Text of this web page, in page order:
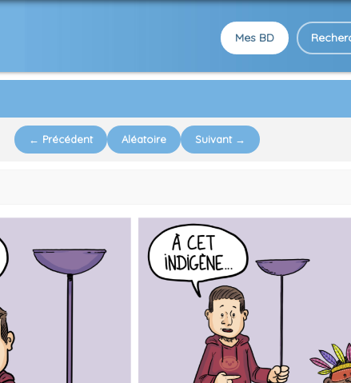
Mes BD
← Précédent Aléatoire Suivant →